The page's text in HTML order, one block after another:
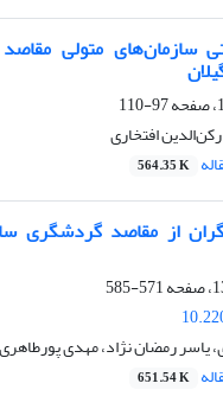
سازمان‌های متولی
97-110
افتخاری
564.35 K
از مقاصد گردشگری
571-585
یاسر رمضان نژاد، مهدی پورطاهری
651.54 K